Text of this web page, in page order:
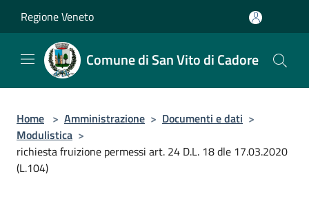
Regione Veneto
Comune di San Vito di Cadore
Home > Amministrazione > Documenti e dati >
Modulistica >
richiesta fruizione permessi art. 24 D.L. 18 dle 17.03.2020
(L.104)